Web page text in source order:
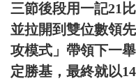
三節後段用一記21
並拉開到雙位數領
攻模式」帶領下一
定勝基，最終就以